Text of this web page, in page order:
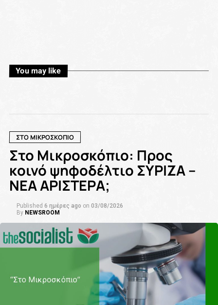
You may like
ΣΤΟ ΜΙΚΡΟΣΚΟΠΙΟ
Στο Μικροσκόπιο: Προς
κοινό ψηφοδέλτιο ΣΥΡΙΖΑ –
ΝΕΑ ΑΡΙΣΤΕΡΑ;
Published 6 ημέρες ago on 03/08/2026
By NEWSROOM